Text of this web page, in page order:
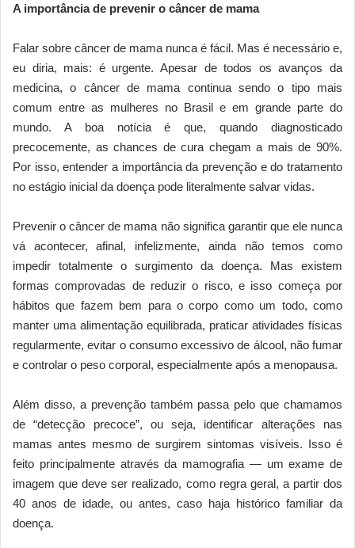
A importância de prevenir o câncer de mama
Falar sobre câncer de mama nunca é fácil. Mas é necessário e,
eu diria, mais: é urgente. Apesar de todos os avanços da
medicina, o câncer de mama continua sendo o tipo mais
comum entre as mulheres no Brasil e em grande parte do
mundo. A boa notícia é que, quando diagnosticado
precocemente, as chances de cura chegam a mais de 90%.
Por isso, entender a importância da prevenção e do tratamento
no estágio inicial da doença pode literalmente salvar vidas.
Prevenir o câncer de mama não significa garantir que ele nunca
vá acontecer, afinal, infelizmente, ainda não temos como
impedir totalmente o surgimento da doença. Mas existem
formas comprovadas de reduzir o risco, e isso começa por
hábitos que fazem bem para o corpo como um todo, como
manter uma alimentação equilibrada, praticar atividades físicas
regularmente, evitar o consumo excessivo de álcool, não fumar
e controlar o peso corporal, especialmente após a menopausa.
Além disso, a prevenção também passa pelo que chamamos
de “detecção precoce”, ou seja, identificar alterações nas
mamas antes mesmo de surgirem sintomas visíveis. Isso é
feito principalmente através da mamografia — um exame de
imagem que deve ser realizado, como regra geral, a partir dos
40 anos de idade, ou antes, caso haja histórico familiar da
doença.